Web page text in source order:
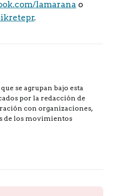
lamarana o
.
se agrupan bajo esta
por la redacción de
con organizaciones,
de los movimientos